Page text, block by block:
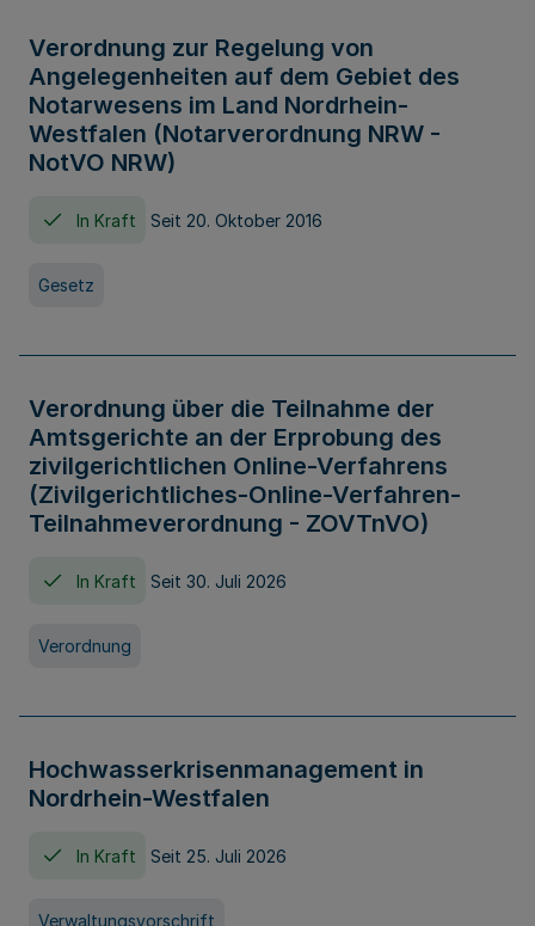
Verordnung zur Regelung von
Angelegenheiten auf dem Gebiet des
Notarwesens im Land Nordrhein-
Westfalen (Notarverordnung NRW -
NotVO NRW)
In Kraft Seit 20. Oktober 2016
Gesetz
Verordnung über die Teilnahme der
Amtsgerichte an der Erprobung des
zivilgerichtlichen Online-Verfahrens
(Zivilgerichtliches-Online-Verfahren-
Teilnahmeverordnung - ZOVTnVO)
In Kraft Seit 30. Juli 2026
Verordnung
Hochwasserkrisenmanagement in
Nordrhein-Westfalen
In Kraft Seit 25. Juli 2026
Verwaltungsvorschrift